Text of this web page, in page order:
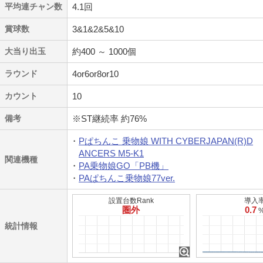
平均連チャン数 4.1回
賞球数 3&1&2&5&10
大当り出玉 約400 ～ 1000個
ラウンド 4or6or8or10
カウント 10
備考 ※ST継続率 約76%
関連機種
Pぱちんこ 乗物娘 WITH CYBERJAPAN(R)D
ANCERS M5‐K1
PA乗物娘GO「PB機」
PAぱちんこ乗物娘77ver.
統計情報
設置台数Rank
圏外
導入
0.7